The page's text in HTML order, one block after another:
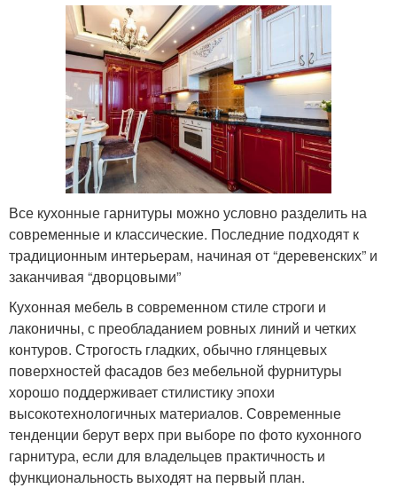
Все кухонные гарнитуры можно условно разделить на
современные и классические. Последние подходят к
традиционным интерьерам, начиная от “деревенских” и
заканчивая “дворцовыми”
Кухонная мебель в современном стиле строги и
лаконичны, с преобладанием ровных линий и четких
контуров. Строгость гладких, обычно глянцевых
поверхностей фасадов без мебельной фурнитуры
хорошо поддерживает стилистику эпохи
высокотехнологичных материалов. Современные
тенденции берут верх при выборе по фото кухонного
гарнитура, если для владельцев практичность и
функциональность выходят на первый план.